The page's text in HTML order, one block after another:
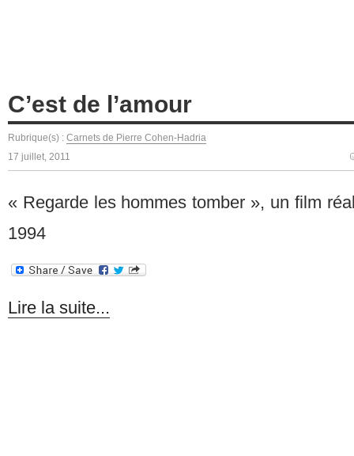
C’est de l’amour
Rubrique(s) : Carnets de Pierre Cohen-Hadria
17 juillet, 2011
« Regarde les hommes tomber », un film
1994
Lire la suite...